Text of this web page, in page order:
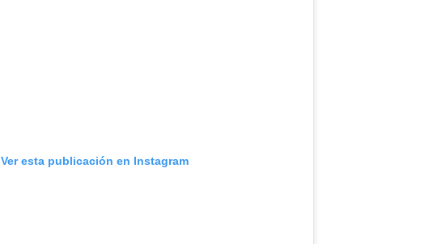
Ver esta publicación en Instagram